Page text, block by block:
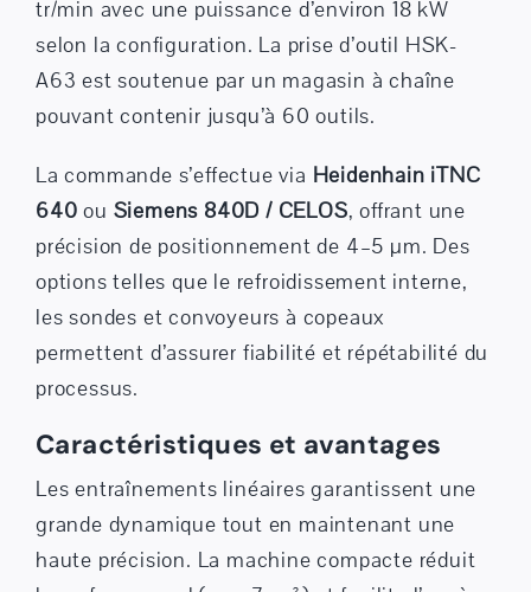
tr/min avec une puissance d’environ 18 kW
selon la configuration. La prise d’outil HSK-
A63 est soutenue par un magasin à chaîne
pouvant contenir jusqu’à 60 outils.
La commande s’effectue via Heidenhain iTNC
640 ou Siemens 840D / CELOS, offrant une
précision de positionnement de 4–5 µm. Des
options telles que le refroidissement interne,
les sondes et convoyeurs à copeaux
permettent d’assurer fiabilité et répétabilité du
processus.
Caractéristiques et avantages
Les entraînements linéaires garantissent une
grande dynamique tout en maintenant une
haute précision. La machine compacte réduit